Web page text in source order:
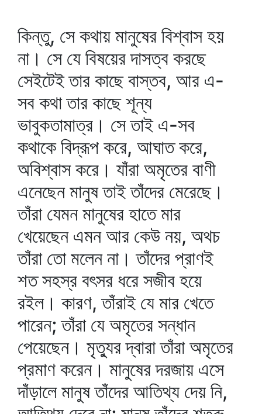
কিন্তু, সে কথায় মানুষের বিশ্বাস হয়
না। সে যে বিষয়ের দাসত্ব করছে
সেইটেই তার কাছে বাস্তব, আর এ-
সব কথা তার কাছে শূন্য
ভাবুকতামাত্র। সে তাই এ-সব
কথাকে বিদ্রূপ করে, আঘাত করে,
অবিশ্বাস করে। যাঁরা অমৃতের বাণী
এনেছেন মানুষ তাই তাঁদের মেরেছে।
তাঁরা যেমন মানুষের হাতে মার
খেয়েছেন এমন আর কেউ নয়, অথচ
তাঁরা তো মলেন না। তাঁদের প্রাণই
শত সহস্র বৎসর ধরে সজীব হয়ে
রইল। কারণ, তাঁরাই যে মার খেতে
পারেন; তাঁরা যে অমৃতের সন্ধান
পেয়েছেন। মৃত্যুর দ্বারা তাঁরা অমৃতের
প্রমাণ করেন। মানুষের দরজায় এসে
দাঁড়ালে মানুষ তাঁদের আতিথ্য দেয় নি,